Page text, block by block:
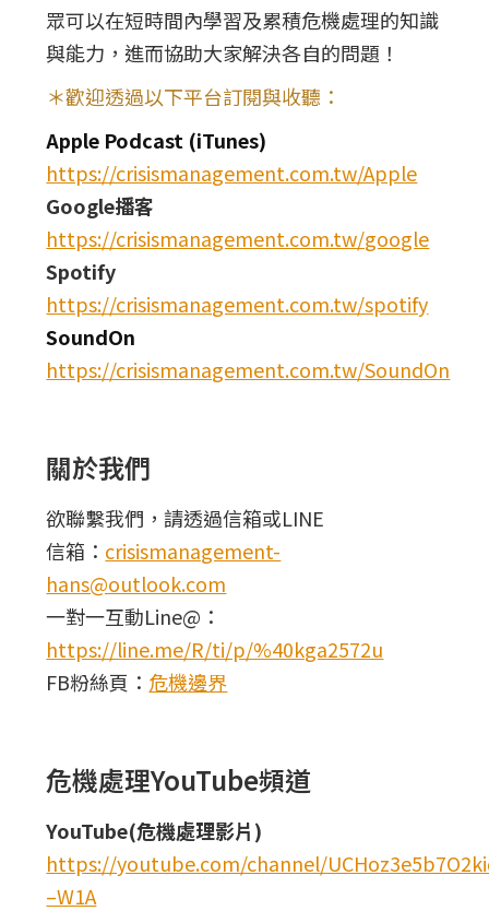
眾可以在短時間內學習及累積危機處理的知識
與能力，進而協助大家解決各自的問題！
＊歡迎透過以下平台訂閱與收聽：
Apple Podcast (iTunes)
https://crisismanagement.com.tw/Apple
Google播客
https://crisismanagement.com.tw/google
Spotify
https://crisismanagement.com.tw/spotify
SoundOn
https://crisismanagement.com.tw/SoundOn
關於我們
欲聯繫我們，請透過信箱或LINE
信箱： crisismanagement-
hans@outlook.com
一對一互動Line@：
https://line.me/R/ti/p/%40kga2572u
FB粉絲頁： 危機邊界
危機處理YouTube頻道
YouTube(危機處理影片)
https://youtube.com/channel/
–W1A